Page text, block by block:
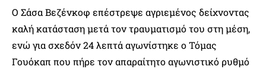
Ο Σάσα Βεζένκοφ επέστρεψε αγριεμένος δείχνοντας
καλή κατάσταση μετά τον τραυματισμό του στη μέση,
ενώ για σχεδόν 24 λεπτά αγωνίστηκε ο Τόμας
Γουόκαπ που πήρε τον απαραίτητο αγωνιστικό ρυθμό